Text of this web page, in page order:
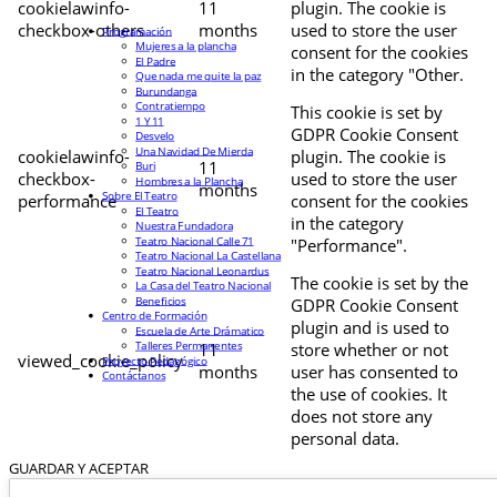
cookielawinfo-
checkbox-others
11
months
plugin. The cookie is
used to store the user
consent for the cookies
in the category "Other.
cookielawinfo-
checkbox-
performance
11
months
This cookie is set by
GDPR Cookie Consent
plugin. The cookie is
used to store the user
consent for the cookies
in the category
"Performance".
viewed_cookie_policy
11
months
The cookie is set by the
GDPR Cookie Consent
plugin and is used to
store whether or not
user has consented to
the use of cookies. It
does not store any
personal data.
GUARDAR Y ACEPTAR
Programación
Mujeres a la plancha
El Padre
Que nada me quite la paz
Burundanga
Contratiempo
1 Y 11
Desvelo
Una Navidad De Mierda
Buri
Hombres a la Plancha
Sobre El Teatro
El Teatro
Nuestra Fundadora
Teatro Nacional Calle 71
Teatro Nacional La Castellana
Teatro Nacional Leonardus
La Casa del Teatro Nacional
Beneficios
Centro de Formación
Escuela de Arte Drámatico
Talleres Permanentes
Proyecto Pedagógico
Contáctanos